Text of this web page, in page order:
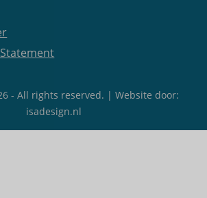
- All rights reserved. | Website door:
isadesign.nl